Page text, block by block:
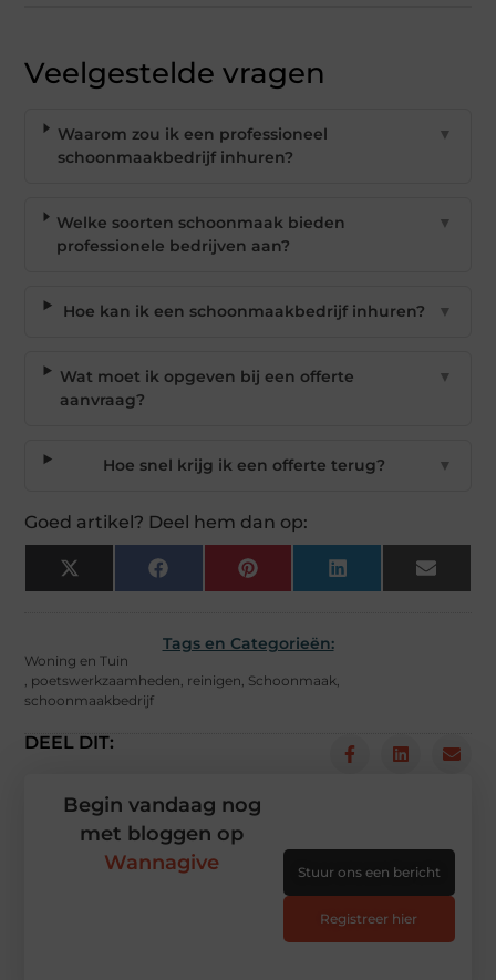
Veelgestelde vragen
Waarom zou ik een professioneel
schoonmaakbedrijf inhuren?
▼
Welke soorten schoonmaak bieden
professionele bedrijven aan?
▼
Hoe kan ik een schoonmaakbedrijf inhuren? ▼
Wat moet ik opgeven bij een offerte
aanvraag?
▼
Hoe snel krijg ik een offerte terug? ▼
Goed artikel? Deel hem dan op:
X
(Twitter)
Facebook Pinterest LinkedIn Email
Tags en Categorieën:
Woning en Tuin
, poetswerkzaamheden, reinigen, Schoonmaak,
schoonmaakbedrijf
DEEL DIT:
Begin vandaag nog
met bloggen op
Wannagive
Stuur ons een bericht
Registreer hier